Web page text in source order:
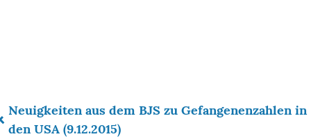
Links
Neuigkeiten aus dem BJS zu Gefangenenzahlen in
den USA (9.12.2015)